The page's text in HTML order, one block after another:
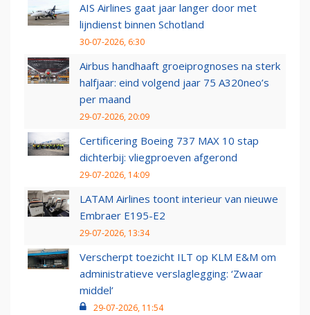
AIS Airlines gaat jaar langer door met
lijndienst binnen Schotland
30-07-2026, 6:30
Airbus handhaaft groeiprognoses na sterk
halfjaar: eind volgend jaar 75 A320neo’s
per maand
29-07-2026, 20:09
Certificering Boeing 737 MAX 10 stap
dichterbij: vliegproeven afgerond
29-07-2026, 14:09
LATAM Airlines toont interieur van nieuwe
Embraer E195-E2
29-07-2026, 13:34
Verscherpt toezicht ILT op KLM E&M om
administratieve verslaglegging: ‘Zwaar
middel’
29-07-2026, 11:54